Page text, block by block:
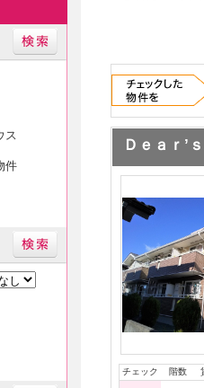
ス
件
Ｄｅａｒ’ｓ
チェック 階数